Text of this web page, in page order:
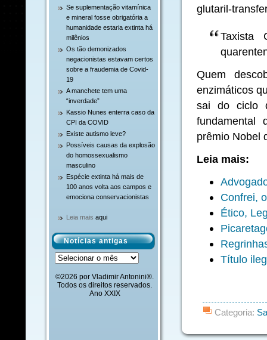
Se suplementação vitamínica
e mineral fosse obrigatória a
humanidade estaria extinta há
milênios
Os tão demonizados
negacionistas estavam certos
sobre a fraudemia de Covid-
19
A manchete tem uma
“inverdade”
Kassio Nunes enterra caso da
CPI da COVID
Existe autismo leve?
Possíveis causas da explosão
do homossexualismo
masculino
Espécie extinta há mais de
100 anos volta aos campos e
emociona conservacionistas
Leia mais aqui
Notícias antigas
Notícias
antigas
©2026 por Vladimir Antonini®.
Todos os direitos reservados.
Ano XXIX
glutaril-
Taxista
Quem
enzimáticos
sai do ciclo
prêmio Nobel
Leia mais:
Confrei,
Ético,
Título
Categoria: